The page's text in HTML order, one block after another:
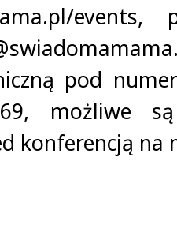
pod
możliwe
konferencją na